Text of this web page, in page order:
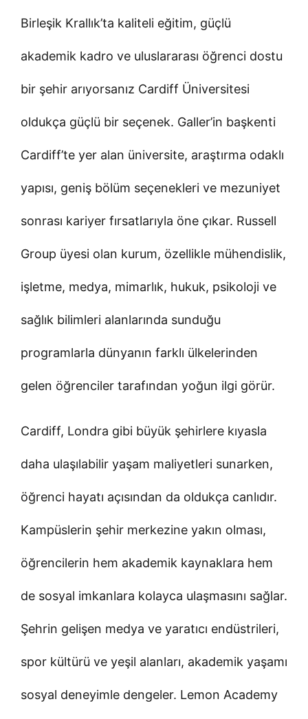
Birleşik Krallık’ta kaliteli eğitim, güçlü
akademik kadro ve uluslararası öğrenci dostu
bir şehir arıyorsanız Cardiff Üniversitesi
oldukça güçlü bir seçenek. Galler’in başkenti
Cardiff’te yer alan üniversite, araştırma odaklı
yapısı, geniş bölüm seçenekleri ve mezuniyet
sonrası kariyer fırsatlarıyla öne çıkar. Russell
Group üyesi olan kurum, özellikle mühendislik,
işletme, medya, mimarlık, hukuk, psikoloji ve
sağlık bilimleri alanlarında sunduğu
programlarla dünyanın farklı ülkelerinden
gelen öğrenciler tarafından yoğun ilgi görür.
Cardiff, Londra gibi büyük şehirlere kıyasla
daha ulaşılabilir yaşam maliyetleri sunarken,
öğrenci hayatı açısından da oldukça canlıdır.
Kampüslerin şehir merkezine yakın olması,
öğrencilerin hem akademik kaynaklara hem
de sosyal imkanlara kolayca ulaşmasını sağlar.
Şehrin gelişen medya ve yaratıcı endüstrileri,
spor kültürü ve yeşil alanları, akademik yaşamı
sosyal deneyimle dengeler. Lemon Academy